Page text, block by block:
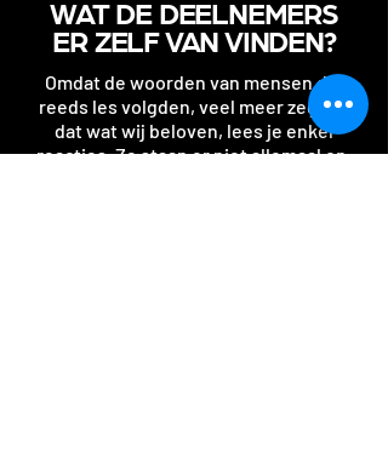
WAT DE DEELNEMERS
ER ZELF VAN VINDEN?
Omdat de woorden van mensen die
reeds les volgden, veel meer zeggen
dat wat wij beloven, lees je enkel
reacties. Ze staan er niet allemaal op.